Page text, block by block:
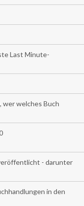
Last Minute-
wer welches Buch
- darunter
in den